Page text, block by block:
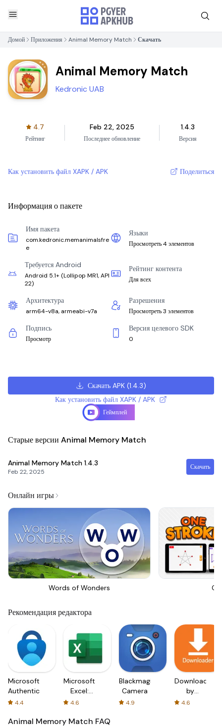
Домой Приложения Animal Memory Match Скачать
Animal Memory Match
Kedronic UAB
4.7
Рейтинг
Feb 22, 2025
Последнее обновление
1.4.3
Версия
Как установить файл XAPK / APK Поделиться
Информация о пакете
Имя пакета
com.kedronic.memanimalsfre
e
Языки
Просмотреть 4 элементов
Требуется Android
Android 5.1+ (Lollipop MR1, API
22)
Рейтинг контента
Для всех
Архитектура
arm64-v8a, armeabi-v7a
Разрешения
Просмотреть 3 элементов
Подпись
Просмотр
Версия целевого SDK
0
Скачать APK(1.4.3)
Как установить файл XAPK / APK
Геймплей
Старые версии Animal Memory Match
Animal Memory Match 1.4.3
Feb 22, 2025
Скачать
Онлайн игры
Words of Wonders
Рекомендация редактора
Microsoft
Authenticator
4.4
Microsoft
Excel:
Spreadsheets
4.6
Blackmagic
Camera
4.9
Downloader
by
AFTVnews
4.6
Animal Memory Match FAQ